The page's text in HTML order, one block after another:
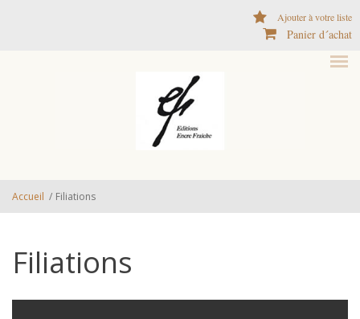
Ajouter à votre liste
Panier d´achat
Accueil / Filiations
Filiations